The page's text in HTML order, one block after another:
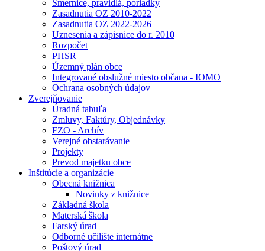
Smernice, pravidlá, poriadky
Zasadnutia OZ 2010-2022
Zasadnutia OZ 2022-2026
Uznesenia a zápisnice do r. 2010
Rozpočet
PHSR
Územný plán obce
Integrované obslužné miesto občana - IOMO
Ochrana osobných údajov
Zverejňovanie
Úradná tabuľa
Zmluvy, Faktúry, Objednávky
FZO - Archív
Verejné obstarávanie
Projekty
Prevod majetku obce
Inštitúcie a organizácie
Obecná knižnica
Novinky z knižnice
Základná škola
Materská škola
Farský úrad
Odborné učilište internátne
Poštový úrad